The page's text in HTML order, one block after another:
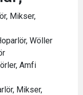
Mikser,
Wöller
Amfi
Mikser,